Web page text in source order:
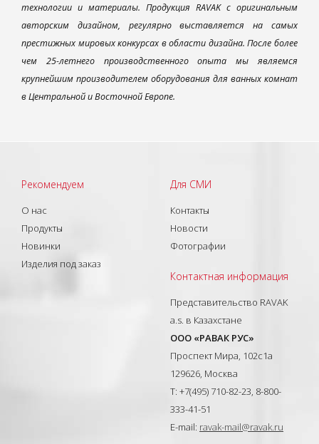
технологии и материалы. Продукция RAVAK с оригинальным
авторским дизайном, регулярно выставляется на самых
престижных мировых конкурсах в области дизайна. После более
чем 25-летнего производственного опыта мы являемся
крупнейшим производителем оборудования для ванных комнат
в Центральной и Восточной Европе.
Рекомендуем
О нас
Продукты
Новинки
Изделия под заказ
Для СМИ
Контакты
Новости
Фотографии
Контактная информация
Представительство RAVAK
a.s. в Казахстане
ООО «РАВАК РУС»
Проспект Мира, 102с1а
129626, Москва
T: +7(495) 710-82-23, 8-800-
333-41-51
E-mail: ravak-mail@ravak.ru